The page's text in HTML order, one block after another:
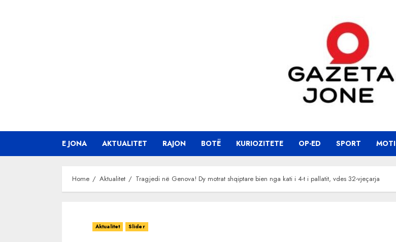
E JONA AKTUALITET RAJON BOTË KURIOZITETE OP-ED SPORT MOTI
Home Aktualitet Tragjedi në Genova! Dy motrat shqiptare bien nga kati i 4-t i pallatit, vdes 32-vjeçarja
Aktualitet Slider